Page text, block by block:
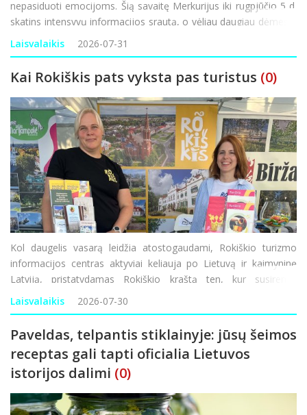
nepasiduoti emocijoms. Šią savaitę Merkurijus iki rugpjūčio 5 d.
skatins intensyvų informacijos srautą, o vėliau daugiau dėmesio
gali būti skiriama vidaus politikai, socialiniams klausimams ir
gyventojų lūkesčiams. Silp
Laisvalaikis 2026-07-31
Kai Rokiškis pats vyksta pas turistus (0)
Kol daugelis vasarą leidžia atostogaudami, Rokiškio turizmo
informacijos centras aktyviai keliauja po Lietuvą ir kaimyninę
Latviją, pristatydamas Rokiškio kraštą ten, kur susirenka
tūkstančiai keliautojų. Dalyvaujant miestų šventėse ir jų turizmo
gatvėse teikiama informac
Laisvalaikis 2026-07-30
Paveldas, telpantis stiklainyje: jūsų šeimos
receptas gali tapti oficialia Lietuvos
istorijos dalimi (0)